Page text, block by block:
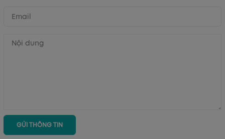
GỬI THÔNG TIN